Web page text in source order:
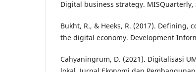
Digital business strategy. MISQuarterly,
Bukht, R., & Heeks, R. (2017). Defining,
the digital economy. Development
Cahyaningrum, D. (2021). Digitalisasi